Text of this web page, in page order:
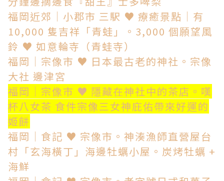
福岡近郊│小郡市 三駅 ♥ 療癒景點│有
10,000 隻吉祥「青蛙」。3,000 個願望風
鈴 ♥ 如意輪寺（青蛙寺）
福岡│宗像市 ♥ 日本最古老的神社。宗像
大社 邊津宮
福岡│宗像市 ♥ 隱藏在神社中的茶店。嘆
杯八女茶 食件宗像三女神庇佑帶來好運的
姬餅
福岡│食記 ♥ 宗像市。神湊漁師直營屋台
村「玄海橫丁」海邊牡蠣小屋。炭烤牡蠣 +
海鮮